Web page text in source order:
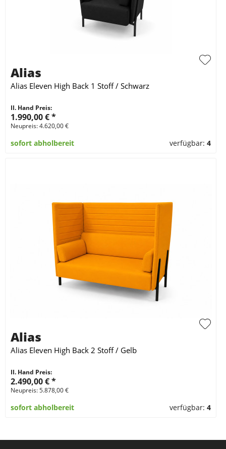
Alias
Alias Eleven High Back 1 Stoff / Schwarz
II. Hand Preis:
1.990,00 €*
Neupreis: 4.620,00 €
sofort abholbereit verfügbar:4
Alias
Alias Eleven High Back 2 Stoff / Gelb
II. Hand Preis:
2.490,00 €*
Neupreis: 5.878,00 €
sofort abholbereit verfügbar:4